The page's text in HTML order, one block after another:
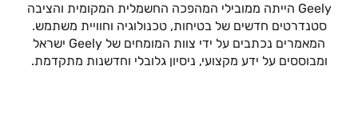
Geely הייתה ממובילי המהפכה החשמלית המקומית והציבה
סטנדרטים חדשים של בטיחות, טכנולוגיה וחוויית משתמש.
המאמרים נכתבים על ידי צוות המומחים של Geely ישראל
ומבוססים על ידע מקצועי, ניסיון גלובלי וחדשנות מתקדמת.